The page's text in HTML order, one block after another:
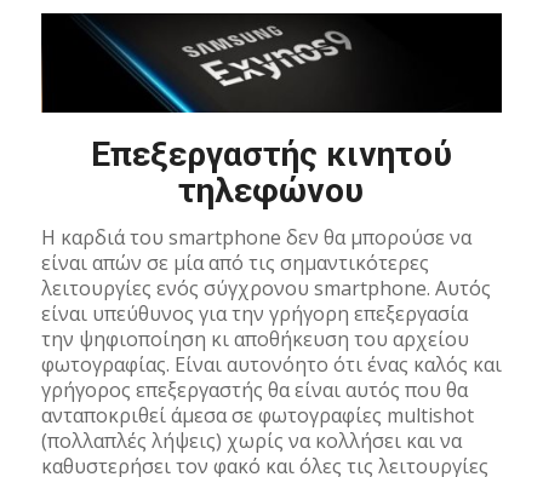
Επεξεργαστής κινητού
τηλεφώνου
Η καρδιά του smartphone δεν θα μπορούσε να
είναι απών σε μία από τις σημαντικότερες
λειτουργίες ενός σύγχρονου smartphone. Αυτός
είναι υπεύθυνος για την γρήγορη επεξεργασία
την ψηφιοποίηση κι αποθήκευση του αρχείου
φωτογραφίας. Είναι αυτονόητο ότι ένας καλός και
γρήγορος επεξεργαστής θα είναι αυτός που θα
ανταποκριθεί άμεσα σε φωτογραφίες multishot
(πολλαπλές λήψεις) χωρίς να κολλήσει και να
καθυστερήσει τον φακό και όλες τις λειτουργίες